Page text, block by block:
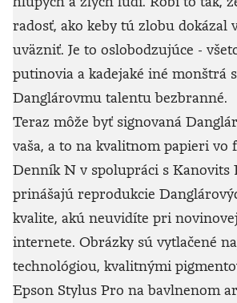
radosť, ako keby tú zlobu dokázal
uväzniť. Je to oslobodzujúce -
putinovia a kadejaké iné monštrá
Danglárovmu talentu bezbranné.
Teraz môže byť signovaná
vaša, a to na kvalitnom papieri vo
Denník N v spolupráci s Kanovits
prinášajú reprodukcie
kvalite, akú neuvidíte pri
internete. Obrázky sú vytlačené
technológiou, kvalitnými
Epson Stylus Pro na bavlnenom